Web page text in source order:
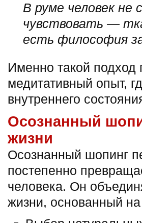
В руме человек
чувствовать —
есть философия
Именно такой подход
медитативный опыт,
внутреннего
Осознанный
жизни
Осознанный шопинг
постепенно
человека. Он
жизни, основанный